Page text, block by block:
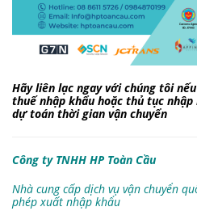
Hãy liên lạc ngay với chúng tôi
thuế nhập khẩu hoặc thủ tục nhập
dự toán thời gian vận chuyển
Công ty TNHH HP Toàn Cầu
Nhà cung cấp dịch vụ vận chuyển
phép xuất nhập khẩu